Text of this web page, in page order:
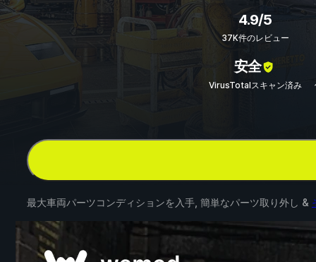
4.9/5
37K件のレビュー
安全
VirusTotalスキャン済み
最大車両パーツコンディションを入手, 簡単なパーツ取り外し &